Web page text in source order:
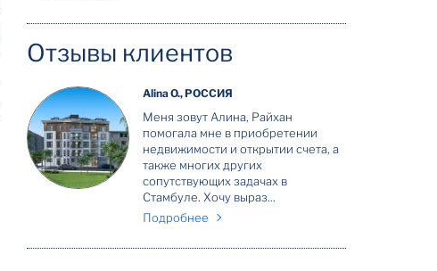
Отзывы клиентов
Alina O., РОССИЯ
Меня зовут Алина, Райхан
помогала мне в приобретении
недвижимости и открытии счета, а
также многих других
сопутствующих задачах в
Стамбуле. Хочу выраз...
Подробнее